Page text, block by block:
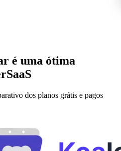
é uma ótima
dos planos grátis e pagos